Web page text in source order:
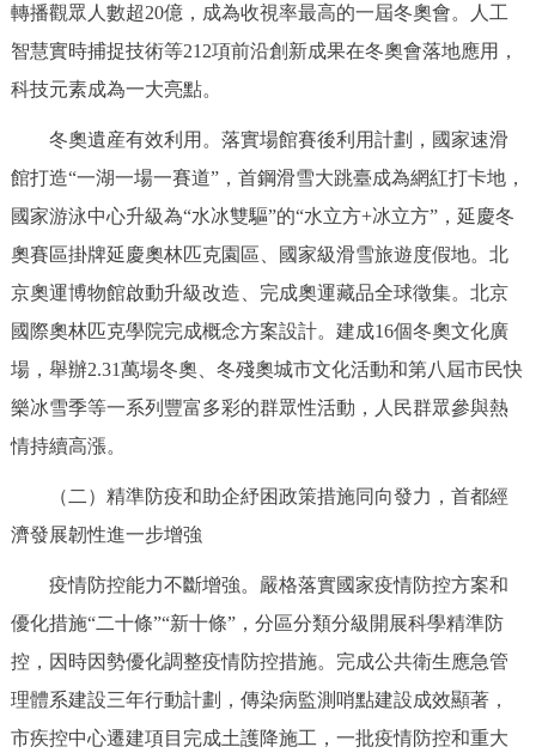
轉播觀眾人數超20億，成為收視率最高的一屆冬奧會。人工
智慧實時捕捉技術等212項前沿創新成果在冬奧會落地應用，
科技元素成為一大亮點。
冬奧遺産有效利用。落實場館賽後利用計劃，國家速滑
館打造“一湖一場一賽道”，首鋼滑雪大跳臺成為網紅打卡地，
國家游泳中心升級為“水冰雙驅”的“水立方+冰立方”，延慶冬
奧賽區掛牌延慶奧林匹克園區、國家級滑雪旅遊度假地。北
京奧運博物館啟動升級改造、完成奧運藏品全球徵集。北京
國際奧林匹克學院完成概念方案設計。建成16個冬奧文化廣
場，舉辦2.31萬場冬奧、冬殘奧城市文化活動和第八屆市民快
樂冰雪季等一系列豐富多彩的群眾性活動，人民群眾參與熱
情持續高漲。
（二）精準防疫和助企紓困政策措施同向發力，首都經
濟發展韌性進一步增強
疫情防控能力不斷增強。嚴格落實國家疫情防控方案和
優化措施“二十條”“新十條”，分區分類分級開展科學精準防
控，因時因勢優化調整疫情防控措施。完成公共衛生應急管
理體系建設三年行動計劃，傳染病監測哨點建設成效顯著，
市疾控中心遷建項目完成土護降施工，一批疫情防控和重大